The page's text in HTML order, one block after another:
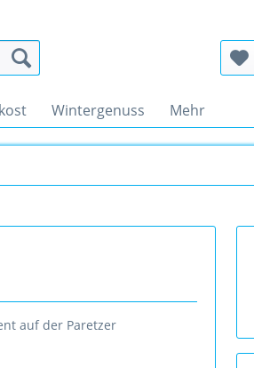
Wintergenuss Mehr
auf der Paretzer